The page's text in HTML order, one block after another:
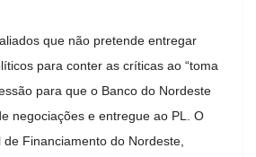
que não pretende entregar
para conter as críticas ao “toma
para que o Banco do Nordeste
negociações e entregue ao PL. O
Financiamento do Nordeste,